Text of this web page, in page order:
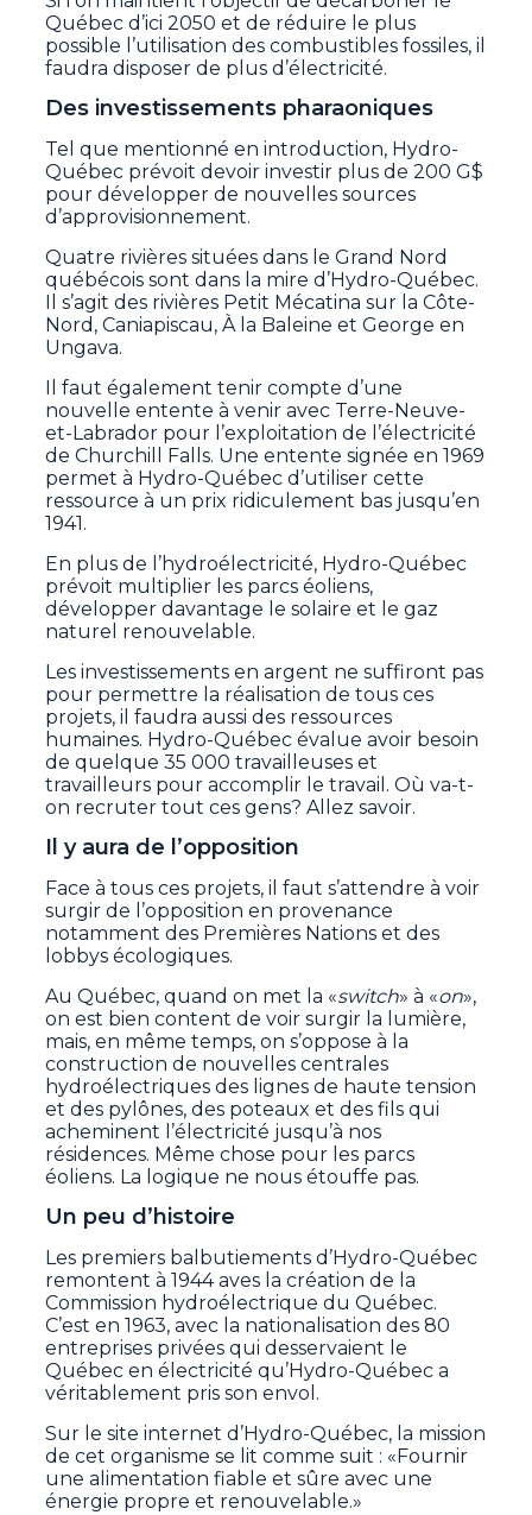
Québec d’ici 2050 et de réduire le plus
possible l’utilisation des combustibles fossiles, il
faudra disposer de plus d’électricité.
Des investissements pharaoniques
Tel que mentionné en introduction, Hydro-
Québec prévoit devoir investir plus de 200 G$
pour développer de nouvelles sources
d’approvisionnement.
Quatre rivières situées dans le Grand Nord
québécois sont dans la mire d’Hydro-Québec.
Il s’agit des rivières Petit Mécatina sur la Côte-
Nord, Caniapiscau, À la Baleine et George en
Ungava.
Il faut également tenir compte d’une
nouvelle entente à venir avec Terre-Neuve-
et-Labrador pour l’exploitation de l’électricité
de Churchill Falls. Une entente signée en 1969
permet à Hydro-Québec d’utiliser cette
ressource à un prix ridiculement bas jusqu’en
1941.
En plus de l’hydroélectricité, Hydro-Québec
prévoit multiplier les parcs éoliens,
développer davantage le solaire et le gaz
naturel renouvelable.
Les investissements en argent ne suffiront pas
pour permettre la réalisation de tous ces
projets, il faudra aussi des ressources
humaines. Hydro-Québec évalue avoir besoin
de quelque 35 000 travailleuses et
travailleurs pour accomplir le travail. Où va-t-
on recruter tout ces gens? Allez savoir.
Il y aura de l’opposition
Face à tous ces projets, il faut s’attendre à voir
surgir de l’opposition en provenance
notamment des Premières Nations et des
lobbys écologiques.
Au Québec, quand on met la «switch» à «on»,
on est bien content de voir surgir la lumière,
mais, en même temps, on s’oppose à la
construction de nouvelles centrales
hydroélectriques des lignes de haute tension
et des pylônes, des poteaux et des fils qui
acheminent l’électricité jusqu’à nos
résidences. Même chose pour les parcs
éoliens. La logique ne nous étouffe pas.
Un peu d’histoire
Les premiers balbutiements d’Hydro-Québec
remontent à 1944 aves la création de la
Commission hydroélectrique du Québec.
C’est en 1963, avec la nationalisation des 80
entreprises privées qui desservaient le
Québec en électricité qu’Hydro-Québec a
véritablement pris son envol.
Sur le site internet d’Hydro-Québec, la mission
de cet organisme se lit comme suit : «Fournir
une alimentation fiable et sûre avec une
énergie propre et renouvelable.»